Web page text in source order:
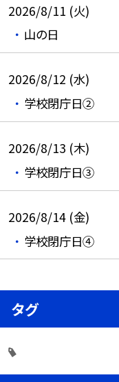
2026/8/11 (火)
山の日
2026/8/12 (水)
学校閉庁日②
2026/8/13 (木)
学校閉庁日③
2026/8/14 (金)
学校閉庁日④
タグ